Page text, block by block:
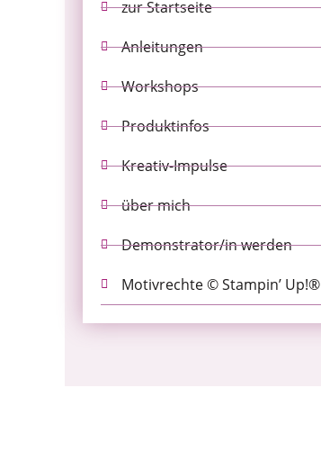
zur Startseite
Anleitungen
Workshops
Produktinfos
Kreativ-Impulse
über mich
Demonstrator/in werden
Motivrechte © Stampin’ Up!®